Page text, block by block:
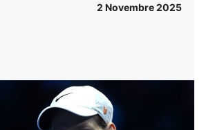
2 Novembre 2025